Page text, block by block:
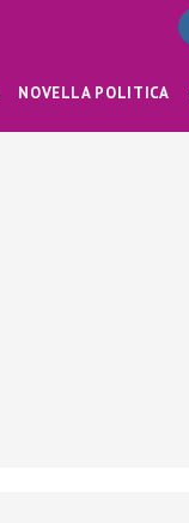
NOVELLA POLITICA